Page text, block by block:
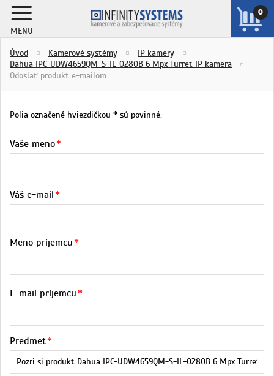
MENU
0
KOŠÍK
Úvod Kamerové systémy
IP kamery
Dahua IPC-UDW4659QM-S-IL-0280B 6 Mpx Turret IP kamera
Odoslať produkt e-mailom
Polia označené hviezdičkou * sú povinné.
Vaše meno
Váš e-mail
Meno príjemcu
E-mail príjemcu
Predmet